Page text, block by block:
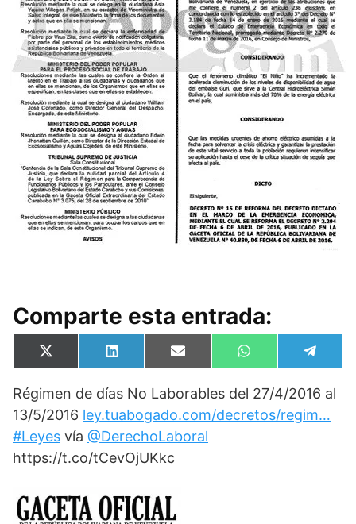
Comparte esta entrada:
Compartir
en
X
(
w
i
t
t
e
r
Compartir
en
L
i
k
d
I
n
Compartir
en
E
m
i
Compartir
en
W
h
t
s
A
en
e
e
r
Régimen de días No Laborables del 27/4/2016 al
13/5/2016 ley.tuabogado.com/decretos/regim…
#Leyes vía @DerechoLaboral
https://t.co/tCevOjUKkc